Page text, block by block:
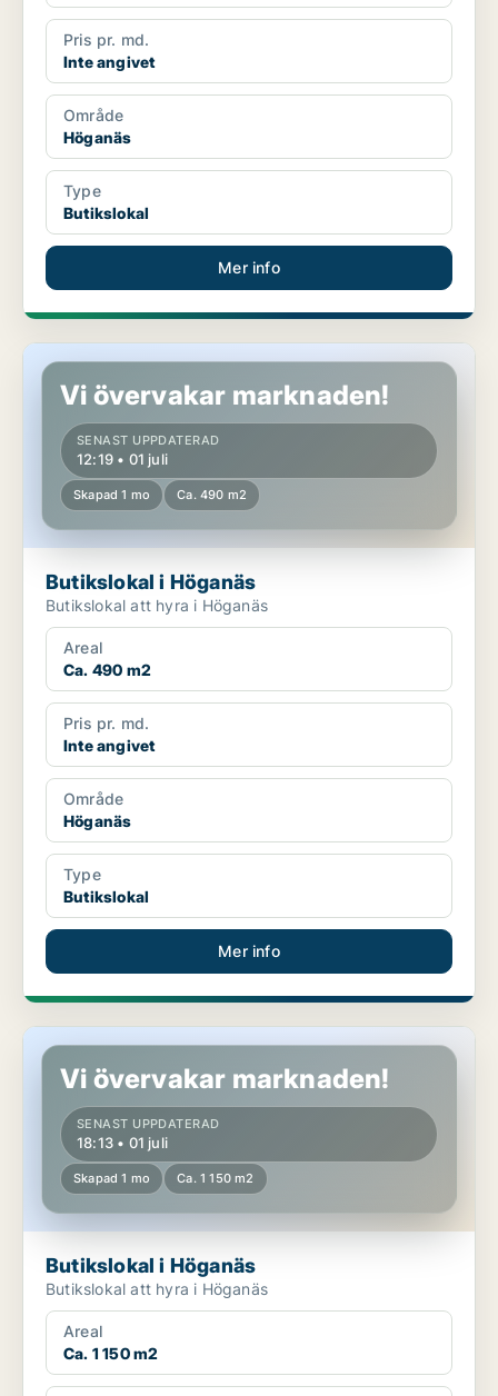
Pris pr. md.
Inte angivet
Område
Höganäs
Type
Butikslokal
Mer info
Butikslokal i Höganäs
Vi övervakar marknaden!
SENAST UPPDATERAD
12:19 • 01 juli
Skapad 1 mo Ca. 490 m2
Butikslokal i Höganäs
Butikslokal att hyra i Höganäs
Areal
Ca. 490 m2
Pris pr. md.
Inte angivet
Område
Höganäs
Type
Butikslokal
Mer info
Butikslokal i Höganäs
Vi övervakar marknaden!
SENAST UPPDATERAD
18:13 • 01 juli
Skapad 1 mo Ca. 1 150 m2
Butikslokal i Höganäs
Butikslokal att hyra i Höganäs
Areal
Ca. 1 150 m2